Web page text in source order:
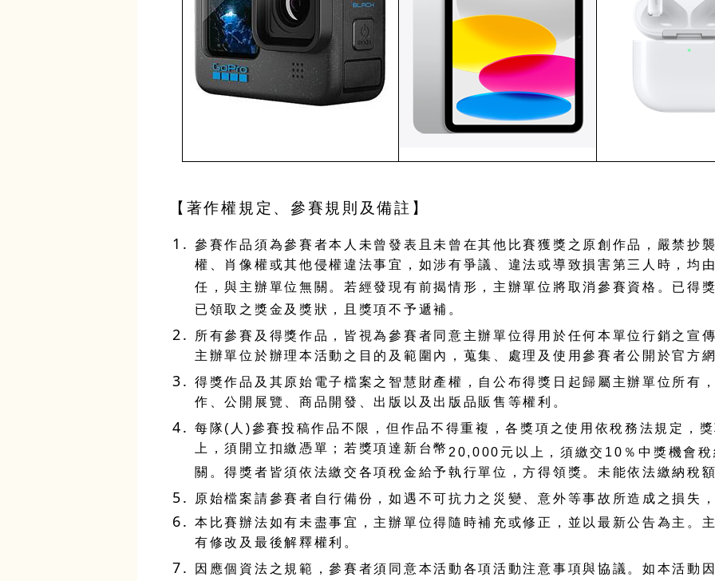
【著作權規定、參賽規則及備註】
參賽作品須為參賽者本人未曾發表且未曾在其他比賽獲獎之原創作品，嚴禁抄
權、肖像權或其他侵權違法事宜，如涉有爭議、違法或導致損害第三人時，均
任，與主辦單位無關。若經發現有前揭情形，主辦單位將取消參賽資格。已得
已領取之獎金及獎狀，且獎項不予遞補。
所有參賽及得獎作品，皆視為參賽者同意主辦單位得用於任何本單位行銷之宣
主辦單位於辦理本活動之目的及範圍內，蒐集、處理及使用參賽者公開於官方
得獎作品及其原始電子檔案之智慧財產權，自公布得獎日起歸屬主辦單位所有
作、公開展覽、商品開發、出版以及出版品販售等權利。
每隊( 人 )參賽投稿作品不限，但作品不得重複，各獎項之使用依稅務法規定，
上，須開立扣繳憑單；若獎項達新台幣 20,000 元以上，須繳交 10 ％中獎機會
關。得獎者皆須依法繳交各項稅金給予執行單位，方得領獎。未能依法繳納稅
原始檔案請參賽者自行備份，如遇不可抗力之災變、意外等事故所造成之損失
本比賽辦法如有未盡事宜，主辦單位得隨時補充或修正，並以最新公告為主。
有修改及最後解釋權利。
因應個資法之規範，參賽者須同意本活動各項活動注意事項與協議。如本活動